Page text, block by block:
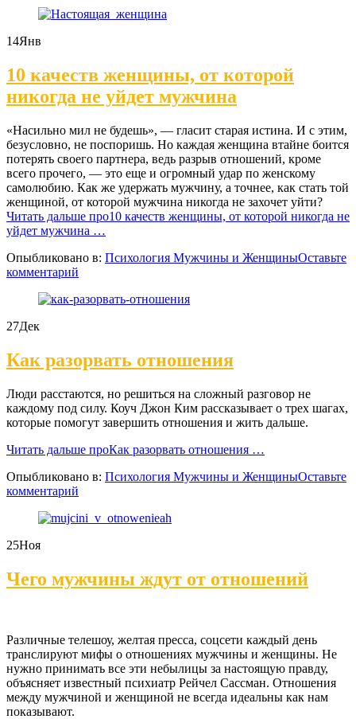
14Янв
10 качеств женщины, от которой
никогда не уйдет мужчина
«Насильно мил не будешь», — гласит старая истина. И с этим,
безусловно, не поспоришь. Но каждая женщина втайне боится
потерять своего партнера, ведь разрыв отношений, кроме
всего прочего, — это еще и огромный удар по женскому
самолюбию. Как же удержать мужчину, а точнее, как стать той
женщиной, от которой мужчина никогда не захочет уйти?
Читать дальше про10 качеств женщины, от которой никогда не
уйдет мужчина …
Опыбликовано в: Психология Мужчины и ЖенщиныОставьте
комментарий
27Дек
Как разорвать отношения
Люди расстаются, но решиться на сложный разговор не
каждому под силу. Коуч Джон Ким рассказывает о трех шагах,
которые помогут завершить отношения и жить дальше.
Читать дальше проКак разорвать отношения …
Опыбликовано в: Психология Мужчины и ЖенщиныОставьте
комментарий
25Ноя
Чего мужчины ждут от отношений
Различные телешоу, желтая пресса, соцсети каждый день
транслируют мифы о отношениях мужчины и женщины. Не
нужно принимать все эти небылицы за настоящую правду,
объясняет известный психиатр Рейчел Сассман. Отношения
между мужчиной и женщиной не всегда идеальны как нам
показывают.